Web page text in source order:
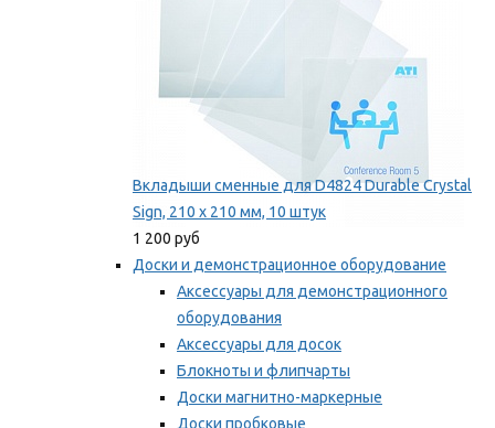
Вкладыши сменные для D4824 Durable Crystal
Sign, 210 x 210 мм, 10 штук
1 200 руб
Доски и демонстрационное оборудование
Аксессуары для демонстрационного
оборудования
Аксессуары для досок
Блокноты и флипчарты
Доски магнитно-маркерные
Доски пробковые